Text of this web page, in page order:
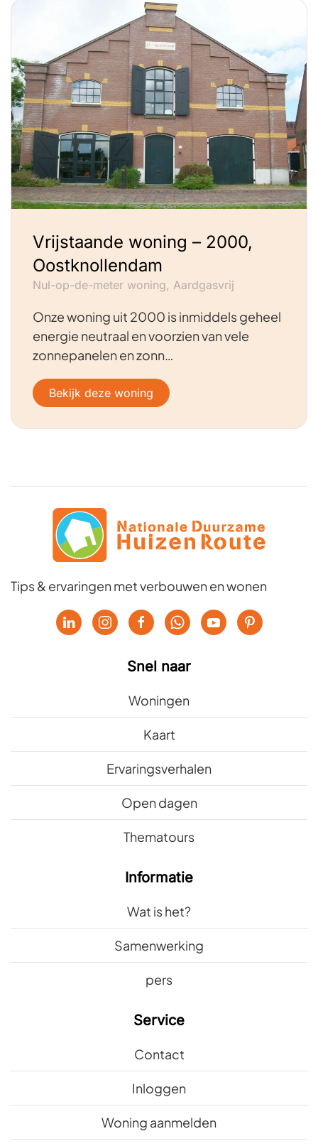
Vrijstaande woning – 2000,
Oostknollendam
Nul-op-de-meter woning, Aardgasvrij
Onze woning uit 2000 is inmiddels geheel
energie neutraal en voorzien van vele
zonnepanelen en zonn…
Bekijk deze woning
Tips & ervaringen met verbouwen en wonen
Snel naar
Woningen
Kaart
Ervaringsverhalen
Open dagen
Thematours
Informatie
Wat is het?
Samenwerking
pers
Service
Contact
Inloggen
Woning aanmelden